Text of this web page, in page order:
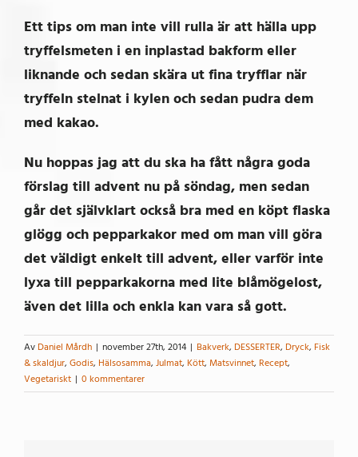
Ett tips om man inte vill rulla är att hälla upp
tryffelsmeten i en inplastad bakform eller
liknande och sedan skära ut fina tryfflar när
tryffeln stelnat i kylen och sedan pudra dem
med kakao.
Nu hoppas jag att du ska ha fått några goda
förslag till advent nu på söndag, men sedan
går det självklart också bra med en köpt flaska
glögg och pepparkakor med om man vill göra
det väldigt enkelt till advent, eller varför inte
lyxa till pepparkakorna med lite blåmögelost,
även det lilla och enkla kan vara så gott.
Av Daniel Mårdh | november 27th, 2014 | Bakverk, DESSERTER, Dryck, Fisk
& skaldjur, Godis, Hälsosamma, Julmat, Kött, Matsvinnet, Recept,
Vegetariskt | 0 kommentarer